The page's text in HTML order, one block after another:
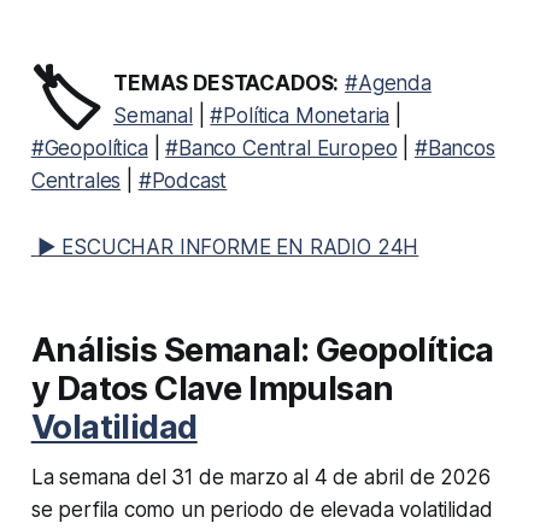
🏷️ TEMAS DESTACADOS: #Agenda
Semanal
|#Política Monetaria
#Geopolítica|#Banco Central Europeo
#Bancos
Centrales
#Podcast
▶ ESCUCHAR INFORME EN RADIO 24H
Análisis Semanal: Geopolítica
y Datos Clave Impulsan
Volatilidad
La semana del 31 de marzo al 4 de abril de 2026
se perfila como un periodo de elevada volatilidad